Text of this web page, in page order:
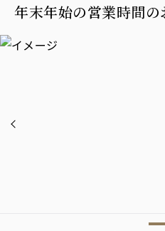
年末年始の営業時間の